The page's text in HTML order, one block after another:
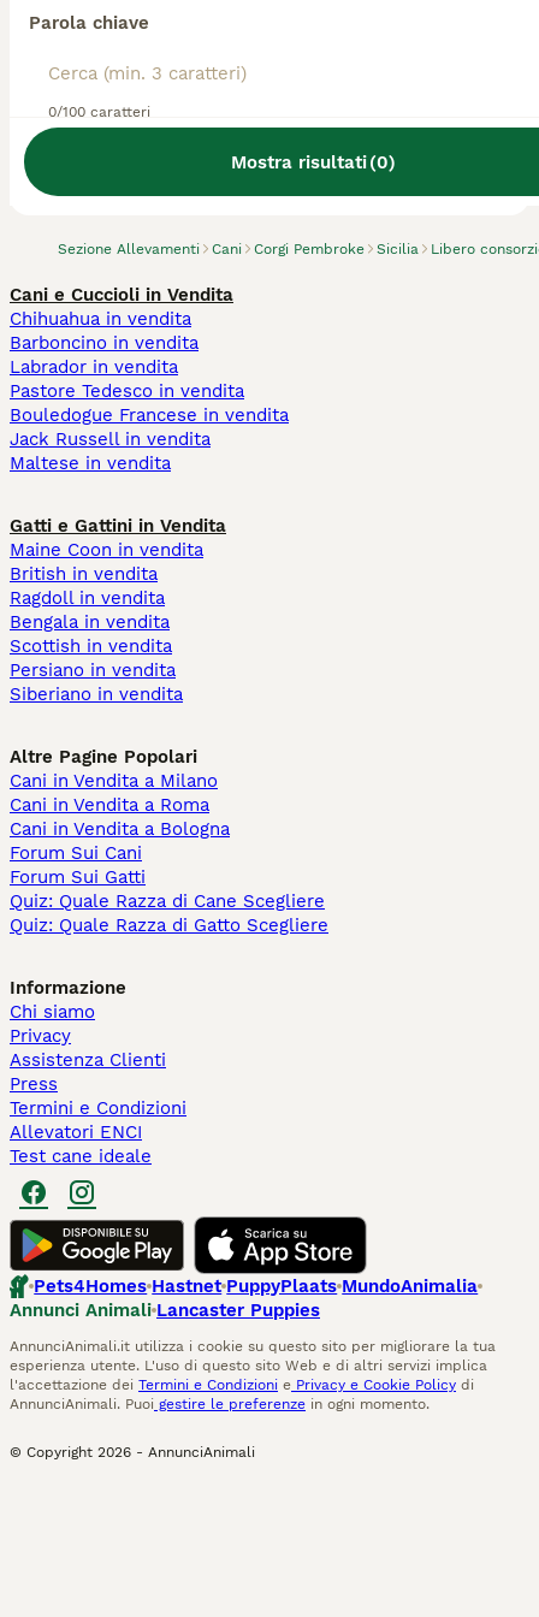
Parola chiave
0/100 caratteri
Mostra risultati(0)
Sezione Allevamenti Cani Corgi Pembroke Sicilia Libero
Abbiamo trovato 0 Allevamento di Corgi
Pembroke, Ribera.
Cani e Cuccioli in Vendita
Chihuahua in vendita
Barboncino in vendita
Labrador in vendita
Pastore Tedesco in vendita
Bouledogue Francese in vendita
Jack Russell in vendita
Maltese in vendita
Gatti e Gattini in Vendita
Maine Coon in vendita
British in vendita
Ragdoll in vendita
Bengala in vendita
Scottish in vendita
Persiano in vendita
Siberiano in vendita
Altre Pagine Popolari
Cani in Vendita a Milano
Cani in Vendita a Roma
Cani in Vendita a Bologna
Forum Sui Cani
Forum Sui Gatti
Quiz: Quale Razza di Cane Scegliere
Quiz: Quale Razza di Gatto Scegliere
Informazione
Chi siamo
Privacy
Assistenza Clienti
Press
Termini e Condizioni
Allevatori ENCI
Test cane ideale
Pets4Homes Hastnet PuppyPlaats MundoAnimalia
Annunci Animali Lancaster Puppies
AnnunciAnimali.it utilizza i cookie su questo sito per migliorare la tua
esperienza utente. L'uso di questo sito Web e di altri servizi implica
l'accettazione dei Termini e Condizioni e Privacy e Cookie Policy di
AnnunciAnimali. Puoi gestire le preferenze in ogni momento.
© Copyright 2026 - AnnunciAnimali